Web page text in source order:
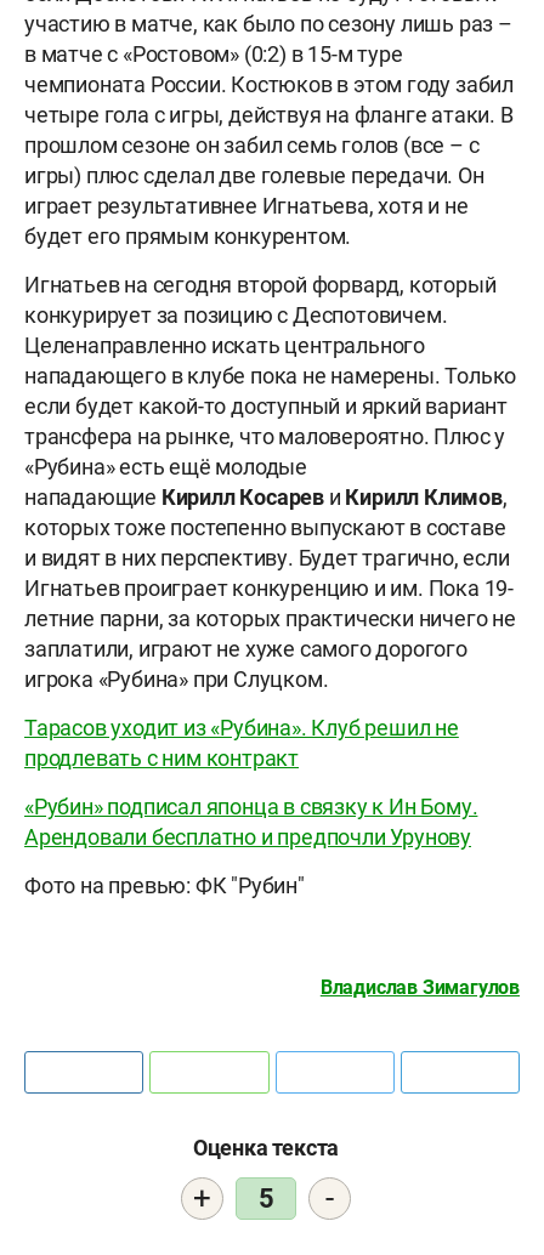
участию в матче, как было по сезону лишь раз –
в матче с «Ростовом» (0:2) в 15-м туре
чемпионата России. Костюков в этом году забил
четыре гола с игры, действуя на фланге атаки. В
прошлом сезоне он забил семь голов (все – с
игры) плюс сделал две голевые передачи. Он
играет результативнее Игнатьева, хотя и не
будет его прямым конкурентом.
Игнатьев на сегодня второй форвард, который
конкурирует за позицию с Деспотовичем.
Целенаправленно искать центрального
нападающего в клубе пока не намерены. Только
если будет какой-то доступный и яркий вариант
трансфера на рынке, что маловероятно. Плюс у
«Рубина» есть ещё молодые
нападающие КириллКосарев и Кирилл Климов,
которых тоже постепенно выпускают в составе
и видят в них перспективу. Будет трагично, если
Игнатьев проиграет конкуренцию и им. Пока 19-
летние парни, за которых практически ничего не
заплатили, играют не хуже самого дорогого
игрока «Рубина» при Слуцком.
Тарасов уходит из «Рубина». Клуб решил не
продлевать с ним контракт
«Рубин» подписал японца в связку к Ин Бому.
Арендовали бесплатно и предпочли Урунову
Фото на превью: ФК "Рубин"
Владислав Зимагулов
Оценка текста
+ 5 -